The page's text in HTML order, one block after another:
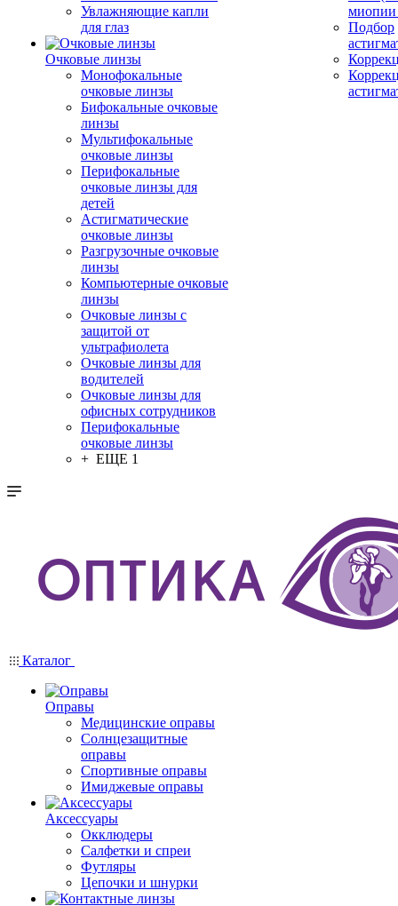
Увлажняющие капли
для глаз
Очковые линзы
Монофокальные
очковые линзы
Бифокальные очковые
линзы
Мультифокальные
очковые линзы
Перифокальные
очковые линзы для
детей
Астигматические
очковые линзы
Разгрузочные очковые
линзы
Компьютерные очковые
линзы
Очковые линзы с
защитой от
ультрафиолета
Очковые линзы для
водителей
Очковые линзы для
офисных сотрудников
Перифокальные
очковые линзы
+ ЕЩЕ 1
миопии
Подбор
Каталог
Оправы
Медицинские оправы
Солнцезащитные
оправы
Спортивные оправы
Имиджевые оправы
Аксессуары
Окклюдеры
Салфетки и спреи
Футляры
Цепочки и шнурки